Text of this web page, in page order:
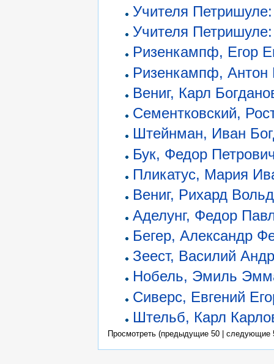
Учителя
Учителя
Ризенкампф, Егор
Ризенкампф, Антон
Вениг, Карл
Сементковский,
Штейнман, Иван
Бук, Федор
Пликатус, Мария
Вениг, Рихард
Аделунг, Федор
Бегер, Александр
Зеест, Василий
Нобель, Эмиль
Сиверс, Евгений
Штельб, Карл
Просмотреть (предыдущие 50 | следующие